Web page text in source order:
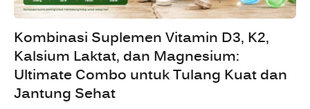
Kombinasi Suplemen Vitamin D3, K2,
Kalsium Laktat, dan Magnesium:
Ultimate Combo untuk Tulang Kuat dan
Jantung Sehat